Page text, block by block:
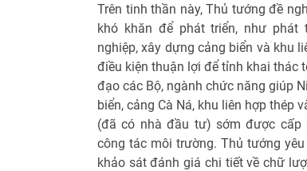
Trên tinh thần này, Thủ tướng đề
khó khăn để phát triển, như phát
nghiệp, xây dựng cảng biển và khu
điều kiện thuận lợi để tỉnh khai thác
đạo các Bộ, ngành chức năng giúp
biển, cảng Cà Ná, khu liên hợp thép
(đã có nhà đầu tư) sớm được cấp
công tác môi trường. Thủ tướng
khảo sát đánh giá chi tiết về chữ